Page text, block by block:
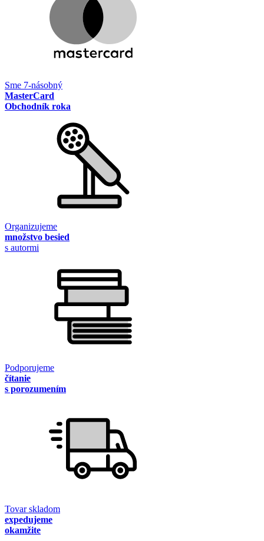
Sme 7-násobný
MasterCard
Obchodník roka
Organizujeme
množstvo besied
s autormi
Podporujeme
čítanie
s porozumením
Tovar skladom
expedujeme
okamžite